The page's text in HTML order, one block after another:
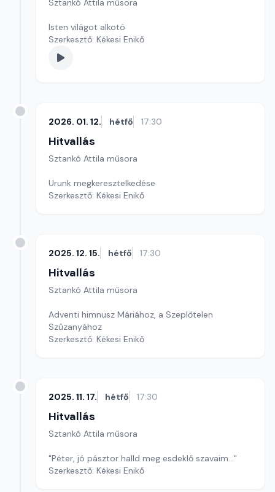
Sztankó Attila műsora
Isten világot alkotó
Szerkesztő: Kékesi Enikő
2026. 01. 12. hétfő 17:30
Hitvallás
Sztankó Attila műsora
Urunk megkeresztelkedése
Szerkesztő: Kékesi Enikő
2025. 12. 15. hétfő 17:30
Hitvallás
Sztankó Attila műsora
Adventi himnusz Máriához, a Szeplőtelen
Szűzanyához
Szerkesztő: Kékesi Enikő
2025. 11. 17. hétfő 17:30
Hitvallás
Sztankó Attila műsora
"Péter, jó pásztor halld meg esdeklő szavaim..."
Szerkesztő: Kékesi Enikő